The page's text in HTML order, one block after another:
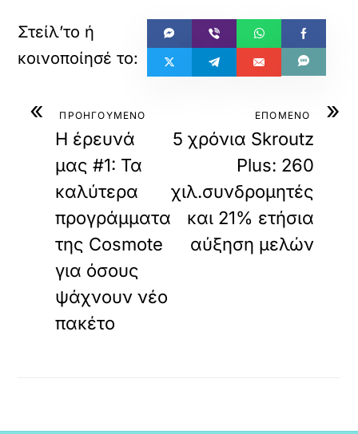
« ΠΡΟΗΓΟΥΜΕΝΟ
Η έρευνά
μας #1: Τα
καλύτερα
προγράμματα
της Cosmote
για όσους
ψάχνουν νέο
πακέτο
»
ΕΠΟΜΕΝΟ
5 χρόνια Skroutz
Plus: 260
χιλ.συνδρομητές
και 21% ετήσια
αύξηση μελών